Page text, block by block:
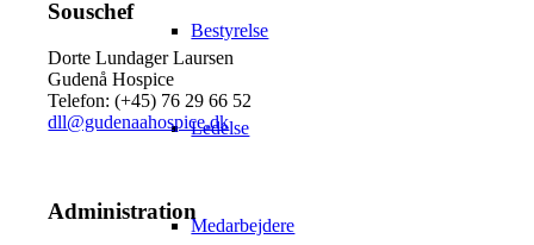
Bestyrelse
Ledelse
Medarbejdere
Souschef
Dorte Lundager Laursen
Gudenå Hospice
Telefon: (+45) 76 29 66 52
dll@gudenaahospice.dk
Administration